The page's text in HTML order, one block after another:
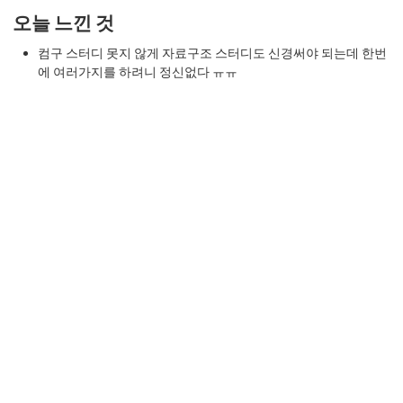
오늘 느낀 것
컴구 스터디 못지 않게 자료구조 스터디도 신경써야 되는데 한번
에 여러가지를 하려니 정신없다 ㅠㅠ